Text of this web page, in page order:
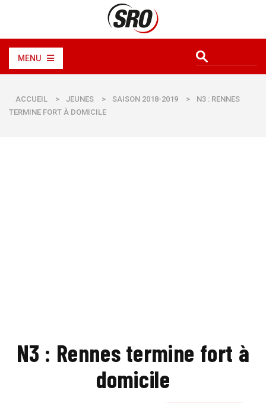
MENU
ACCUEIL > JEUNES > SAISON 2018-2019 >
N3 : RENNES
TERMINE FORT À DOMICILE
N3 : Rennes termine fort à
domicile